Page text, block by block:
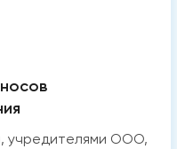
учредителями ООО,